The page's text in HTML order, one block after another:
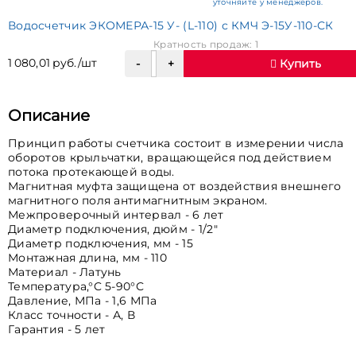
уточняйте у менеджеров.
Водосчетчик ЭКОМЕРА-15 У- (L-110) с КМЧ Э-15У-110-СК
1 080,01 руб./шт
Кратность продаж: 1
Купить
Описание
Принцип работы счетчика состоит в измерении числа
оборотов крыльчатки, вращающейся под действием
потока протекающей воды.
Магнитная муфта защищена от воздействия внешнего
магнитного поля антимагнитным экраном.
Межпроверочный интервал - 6 лет
Диаметр подключения, дюйм - 1/2"
Диаметр подключения, мм - 15
Монтажная длина, мм - 110
Материал - Латунь
Температура,°C 5-90°С
Давление, МПа - 1,6 МПа
Класс точности - А, В
Гарантия - 5 лет